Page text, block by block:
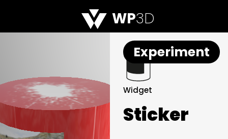
WP3D
Experiment
Widget
Sticker